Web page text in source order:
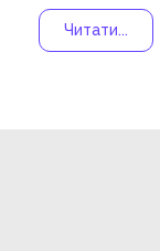
Читати...